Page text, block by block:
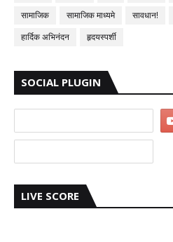
सामाजिक
सामाजिक माध्यमे सावधान!
हार्दिक अभिनंदन
हृदयस्पर्शी
SOCIAL PLUGIN
LIVE SCORE